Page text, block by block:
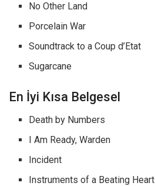
No Other Land
Porcelain War
Soundtrack to a Coup d’Etat
Sugarcane
En İyi Kısa Belgesel
Death by Numbers
I Am Ready, Warden
Incident
Instruments of a Beating Heart